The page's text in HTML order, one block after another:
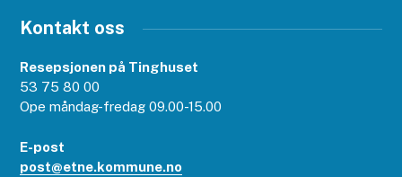
Kontakt oss
Resepsjonen på Tinghuset
53 75 80 00
Ope måndag-fredag 09.00-15.00
E-post
post@etne.kommune.no